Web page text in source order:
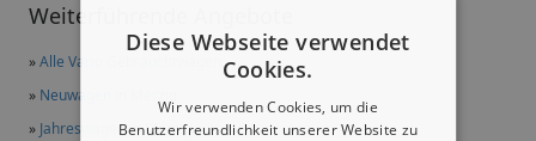
Weiterführende Angebote
»Alle Vario Gebrauchtwagen
» Neuwagen in Merzig
» Jahreswagen in Merzig
Diese Webseite verwendet
Cookies.
Wir verwenden Cookies, um die
Benutzerfreundlichkeit unserer Website zu